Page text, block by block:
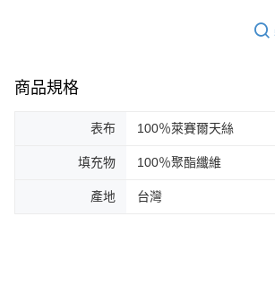
商品規格
表布 100％萊賽爾天絲
填充物 100％聚酯纖維
產地 台灣